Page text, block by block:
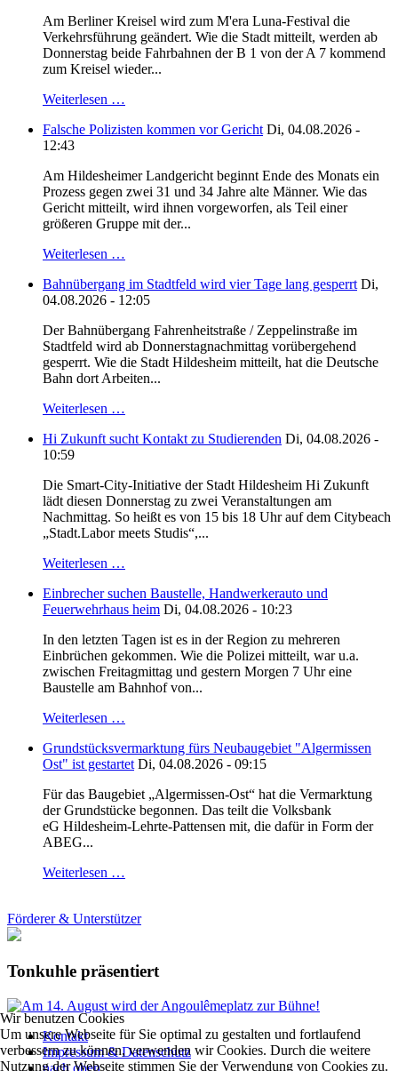
Am Berliner Kreisel wird zum M'era Luna-Festival die
Verkehrsführung geändert. Wie die Stadt mitteilt, werden ab
Donnerstag beide Fahrbahnen der B 1 von der A 7 kommend
zum Kreisel wieder...
Weiterlesen …
Falsche Polizisten kommen vor Gericht Di, 04.08.2026 -
12:43
Am Hildesheimer Landgericht beginnt Ende des Monats ein
Prozess gegen zwei 31 und 34 Jahre alte Männer. Wie das
Gericht mitteilt, wird ihnen vorgeworfen, als Teil einer
größeren Gruppe mit der...
Weiterlesen …
Bahnübergang im Stadtfeld wird vier Tage lang gesperrt Di,
04.08.2026 - 12:05
Der Bahnübergang Fahrenheitstraße / Zeppelinstraße im
Stadtfeld wird ab Donnerstagnachmittag vorübergehend
gesperrt. Wie die Stadt Hildesheim mitteilt, hat die Deutsche
Bahn dort Arbeiten...
Weiterlesen …
Hi Zukunft sucht Kontakt zu Studierenden Di, 04.08.2026 -
10:59
Die Smart-City-Initiative der Stadt Hildesheim Hi Zukunft
lädt diesen Donnerstag zu zwei Veranstaltungen am
Nachmittag. So heißt es von 15 bis 18 Uhr auf dem Citybeach
„Stadt.Labor meets Studis“,...
Weiterlesen …
Einbrecher suchen Baustelle, Handwerkerauto und
Feuerwehrhaus heim Di, 04.08.2026 - 10:23
In den letzten Tagen ist es in der Region zu mehreren
Einbrüchen gekommen. Wie die Polizei mitteilt, war u.a.
zwischen Freitagmittag und gestern Morgen 7 Uhr eine
Baustelle am Bahnhof von...
Weiterlesen …
Grundstücksvermarktung fürs Neubaugebiet "Algermissen
Ost" ist gestartet Di, 04.08.2026 - 09:15
Für das Baugebiet „Algermissen-Ost“ hat die Vermarktung
der Grundstücke begonnen. Das teilt die Volksbank
eG Hildesheim-Lehrte-Pattensen mit, die dafür in Form der
ABEG...
Weiterlesen …
Förderer & Unterstützer
Tonkuhle präsentiert
Kontakt
Impressum & Datenschutz
nach oben
Wir benutzen Cookies
Um unsere Webseite für Sie optimal zu gestalten und fortlaufend
verbessern zu können, verwenden wir Cookies. Durch die weitere
Nutzung der Webseite stimmen Sie der Verwendung von Cookies zu.